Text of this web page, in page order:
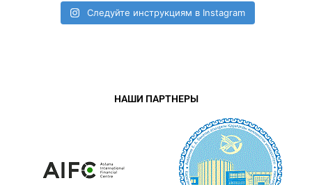
Следуйте инструкциям в Instagram
НАШИ ПАРТНЕРЫ